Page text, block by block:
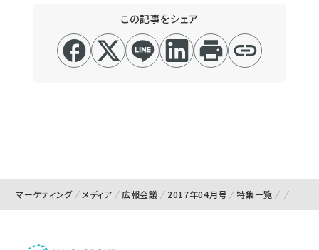
この記事をシェア
マーケティング メディア 広報会議 2017年04月号 特集一覧